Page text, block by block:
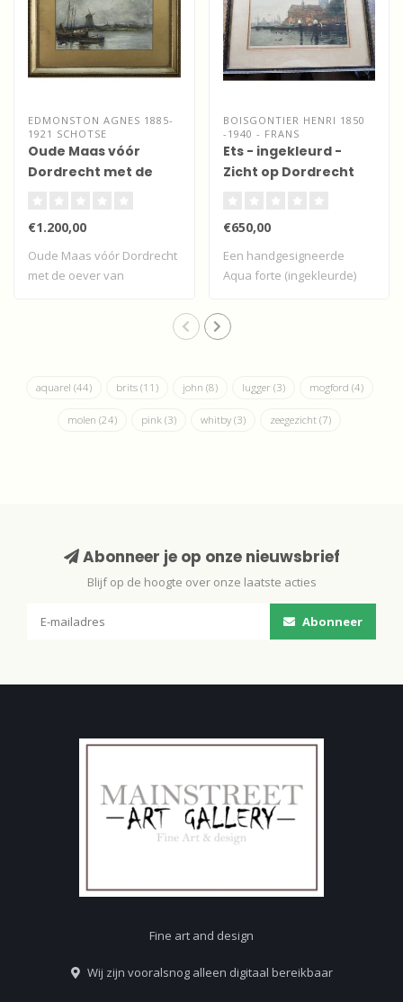
EDMONSTON AGNES 1885-
1921 SCHOTSE
Oude Maas vóór
Dordrecht met de
€1.200,00
Oude Maas vóór Dordrecht
met de oever van
BOISGONTIER HENRI 1850
-1940 - FRANS
Ets - ingekleurd -
Zicht op Dordrecht
€650,00
Een handgesigneerde
Aqua forte (ingekleurde)
aquarel (44) brits (11) john (8) lugger (3) mogford (4)
molen (24) pink (3) whitby (3) zeegezicht (7)
Abonneer je op onze nieuwsbrief
Blijf op de hoogte over onze laatste acties
Abonneer
Fine art and design
Wij zijn vooralsnog alleen digitaal bereikbaar